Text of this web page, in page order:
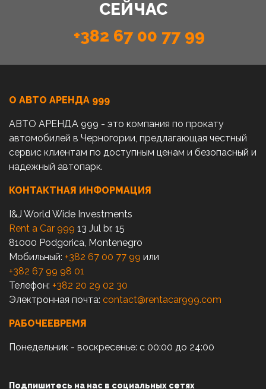
СЕЙЧАС
+382 67 00 77 99
О АВТО AРЕНДА 999
АВТО АРЕНДА 999 - это компания по прокату
автомобилей в Черногории, предлагающая честный
сервис клиентам по доступным ценам и безопасный и
надежный автопарк.
КОНТАКТНАЯ ИНФОРМАЦИЯ
I&J World Wide Investments
Rent a Car 999 13 Jul br. 15
81000 Podgorica, Montenegro
Мобильный: +382 67 00 77 99 или
+382 67 99 98 01
Телефон: +382 20 29 02 30
Электронная почта: contact@rentacar999.com
РАБОЧЕЕВРЕМЯ
Понедельник - воскресенье: с 00:00 до 24:00
Подпишитесь на нас в социальных сетях